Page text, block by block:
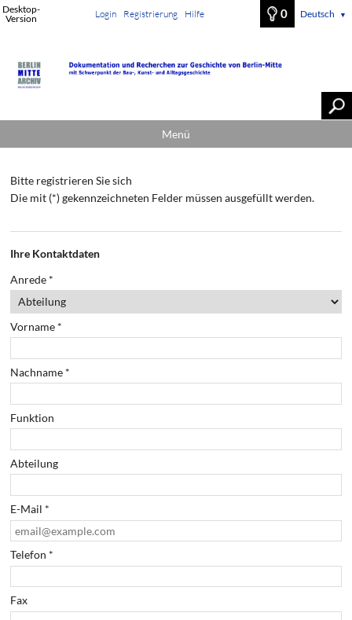
Desktop-
Version
Login Registrierung Hilfe 0 Deutsch ▼
Menü
Bitte registrieren Sie sich
Die mit (*) gekennzeichneten Felder müssen ausgefüllt werden.
Ihre Kontaktdaten
Anrede *
Vorname *
Nachname *
Funktion
Abteilung
E-Mail *
Telefon *
Fax